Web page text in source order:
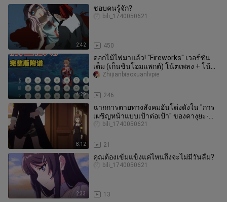
2:42
ชอบคนรู้จัก?
450
bili_1740050621
4:29
ดอกไม้ไฟมาแล้ว! "Fireworks" เวอร์ชั่น
เต็ม (เก็นชินโอมแพกต์) โน้ตเพลง + โน้ต
คีย์บอร์ด
246
Zhijianbiaoxuanlvpie
8:12
ฉากการตายทางสังคมอันโด่งดังใน "การ
เผชิญหน้าแบบเป้าต่อเป้า" ของคางุยะ-
ซามะ!
21
bili_1740050621
2:33
คุณต้องเข้มแข็งแค่ไหนถึงจะไม่มีวันลืม?
13
bili_1740050621